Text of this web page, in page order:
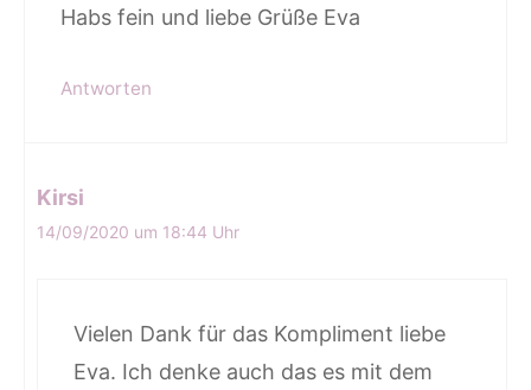
Habs fein und liebe Grüße Eva
Antworten
Kirsi
14/09/2020 um 18:44 Uhr
Vielen Dank für das Kompliment liebe
Eva. Ich denke auch das es mit dem